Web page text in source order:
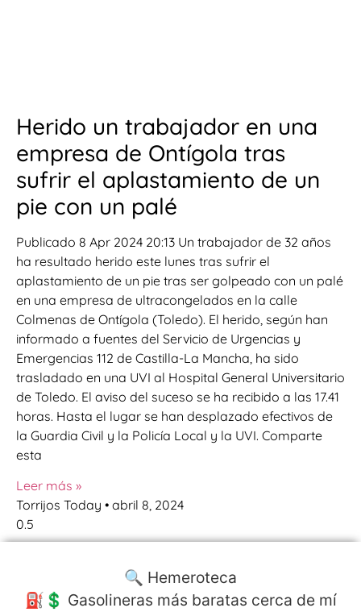
Herido un trabajador en una
empresa de Ontígola tras
sufrir el aplastamiento de un
pie con un palé
Publicado 8 Apr 2024 20:13 Un trabajador de 32 años
ha resultado herido este lunes tras sufrir el
aplastamiento de un pie tras ser golpeado con un palé
en una empresa de ultracongelados en la calle
Colmenas de Ontígola (Toledo). El herido, según han
informado a fuentes del Servicio de Urgencias y
Emergencias 112 de Castilla-La Mancha, ha sido
trasladado en una UVI al Hospital General Universitario
de Toledo. El aviso del suceso se ha recibido a las 17.41
horas. Hasta el lugar se han desplazado efectivos de
la Guardia Civil y la Policía Local y la UVI. Comparte
esta
Leer más »
Torrijos Today
abril 8, 2024
🔍 Hemeroteca
⛽️💲 Gasolineras más baratas cerca de mí